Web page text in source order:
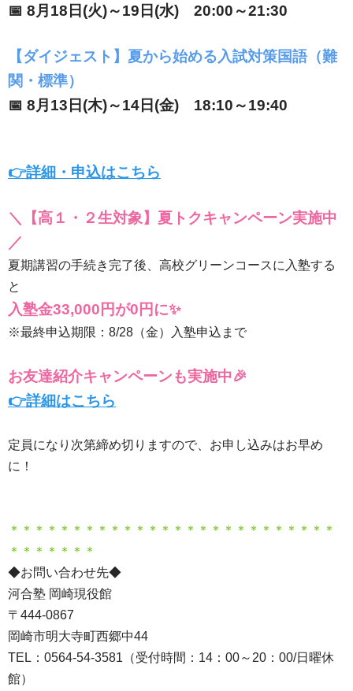
📅 8月18日(火)～19日(水) 20:00～21:30
【ダイジェスト】夏から始める入試対策国語（難
関・標準）
📅 8月13日(木)～14日(金) 18:10～19:40
👉詳細・申込はこちら
＼【高１・２生対象】夏トクキャンペーン実施中
／
夏期講習の手続き完了後、高校グリーンコースに入塾する
と
入塾金33,000円が0円に✨
※最終申込期限：8/28（金）入塾申込まで
お友達紹介キャンペーンも実施中🎉
👉詳細はこちら
定員になり次第締め切りますので、お申し込みはお早め
に！
＊＊＊＊＊＊＊＊＊＊＊＊＊＊＊＊＊＊＊＊＊＊＊＊＊＊
＊＊＊＊＊＊＊
◆お問い合わせ先◆
河合塾 岡崎現役館
〒444-0867
岡崎市明大寺町西郷中44
TEL：0564-54-3581（受付時間：14：00～20：00/日曜休
館）